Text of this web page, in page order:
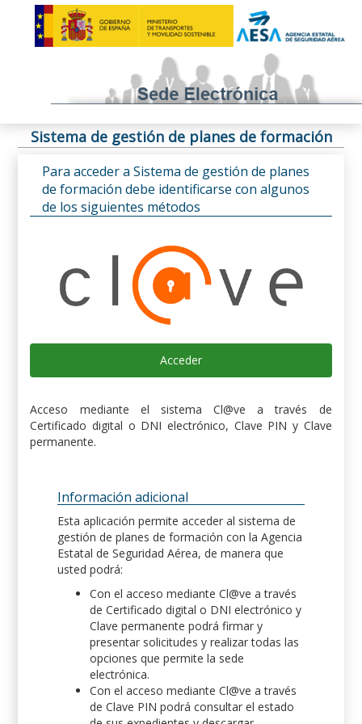
Sistema de gestión de planes de formación
Para acceder a Sistema de gestión de planes
de formación debe identificarse con algunos
de los siguientes métodos
Acceder
Acceso mediante el sistema Cl@ve a través de
Certificado digital o DNI electrónico, Clave PIN y Clave
permanente.
Información adicional
Esta aplicación permite acceder al sistema de
gestión de planes de formación con la Agencia
Estatal de Seguridad Aérea, de manera que
usted podrá:
Con el acceso mediante Cl@ve a través
de Certificado digital o DNI electrónico y
Clave permanente podrá firmar y
presentar solicitudes y realizar todas las
opciones que permite la sede
electrónica.
Con el acceso mediante Cl@ve a través
de Clave PIN podrá consultar el estado